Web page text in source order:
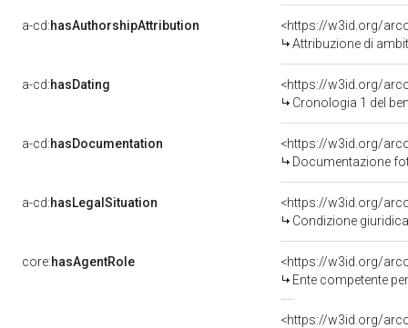
a-cd:hasAuthorshipAttribution
<https://w3id.org/
Attribuzione di
a-cd:hasDating
<https://w3id.org/
Cronologia 1 del
a-cd:hasDocumentation
Documentazione
a-cd:hasLegalSituation
Condizione
core:hasAgentRole
<https://w3id.org/
Ente competente per tutela
<https://w3id.org/